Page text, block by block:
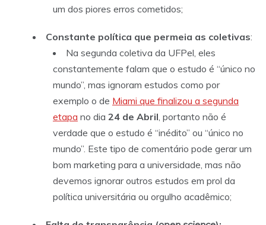
um dos piores erros cometidos;
Constante política que permeia as coletivas:
Na segunda coletiva da UFPel, eles
constantemente falam que o estudo é “único no
mundo”, mas ignoram estudos como por
exemplo o de Miami que finalizou a segunda
etapa no dia 24 de Abril, portanto não é
verdade que o estudo é “inédito” ou “único no
mundo”. Este tipo de comentário pode gerar um
bom marketing para a universidade, mas não
devemos ignorar outros estudos em prol da
política universitária ou orgulho acadêmico;